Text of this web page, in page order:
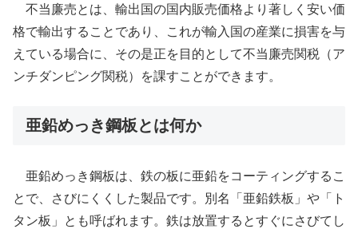
不当廉売とは、輸出国の国内販売価格より著しく安い価
格で輸出することであり、これが輸入国の産業に損害を与
えている場合に、その是正を目的として不当廉売関税（ア
ンチダンピング関税）を課すことができます。
亜鉛めっき鋼板とは何か
亜鉛めっき鋼板は、鉄の板に亜鉛をコーティングするこ
とで、さびにくくした製品です。別名「亜鉛鉄板」や「ト
タン板」とも呼ばれます。鉄は放置するとすぐにさびてし